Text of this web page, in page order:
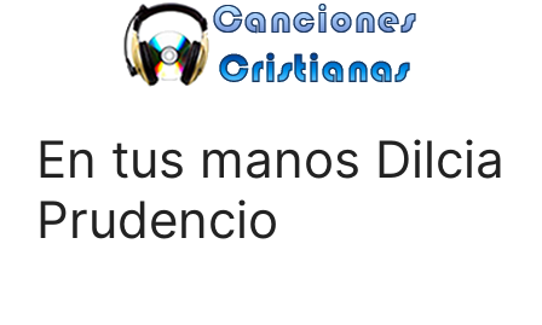
En tus manos Dilcia
Prudencio